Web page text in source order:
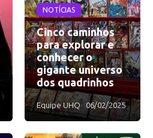
NOTÍCIAS
Cinco caminhos
para explorar e
conhecer o
gigante universo
dos quadrinhos
Equipe UHQ 06/02/2025